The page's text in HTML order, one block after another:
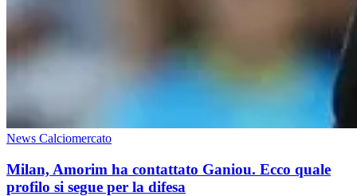
News Calciomercato
Milan, Amorim ha contattato Ganiou. Ecco quale
profilo si segue per la difesa